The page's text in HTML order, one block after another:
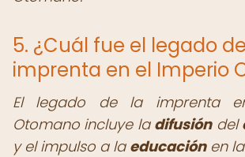
5. ¿Cuál fue el legado
imprenta en el Imperio
El legado de la imprenta
Otomano incluye la difusióndel
y el impulso a la educaciónen